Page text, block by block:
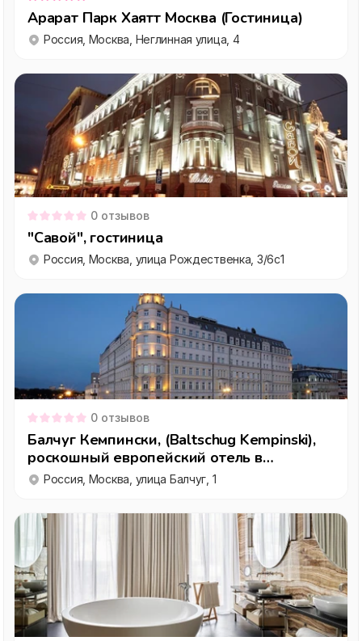
Арарат Парк Хаятт Москва (Гостиница)
Россия, Москва, Неглинная улица, 4
0 отзывов
"Савой", гостиница
Россия, Москва, улица Рождественка, 3/6с1
0 отзывов
Балчуг Кемпински, (Baltschug Kempinski),
роскошный европейский отель в
историческом центре Москвы
Россия, Москва, улица Балчуг, 1